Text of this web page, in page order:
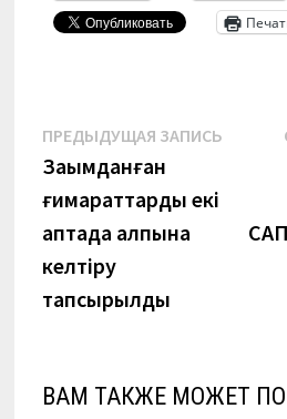
Навигация
по
записям
ПРЕДЫДУЩАЯ ЗАПИСЬ
Зақымданған
ғимараттарды екі
аптада қалпына
келтіру
тапсырылды
ВАМ ТАКЖЕ МОЖЕТ